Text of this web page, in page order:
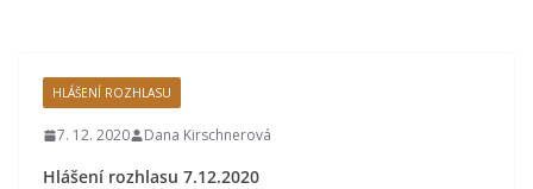
HLÁŠENÍ ROZHLASU
7. 12. 2020 Dana Kirschnerová
Hlášení rozhlasu 7.12.2020